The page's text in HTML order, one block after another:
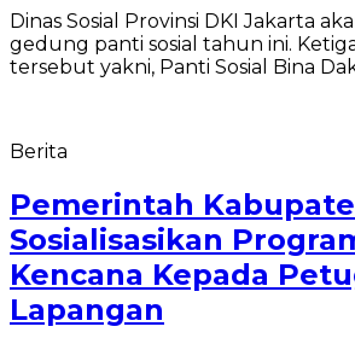
Dinas Sosial Provinsi DKI Jakarta
gedung panti sosial tahun ini. Ketiga
tersebut yakni, Panti Sosial Bina
Berita
Pemerintah
Sosialisasikan
Kencana Kepada
Lapangan